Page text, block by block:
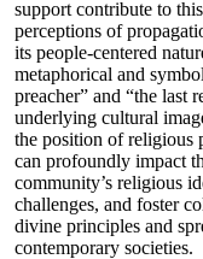
support contribute to
perceptions of
its people-centered
metaphorical and
preacher” and “the last
underlying cultural
the position of religious
can profoundly impact
community’s religious
challenges, and foster
divine principles and
contemporary societies.